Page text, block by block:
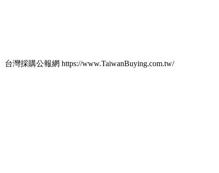
台灣採購公報網 https://www.TaiwanBuying.com.tw/